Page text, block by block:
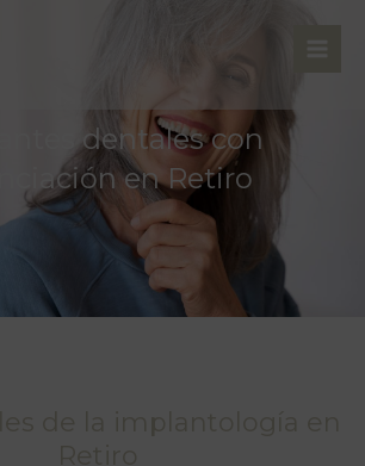
dentales con
en Retiro